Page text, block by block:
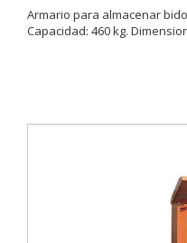
Armario para almacenar
Capacidad: 460 kg.